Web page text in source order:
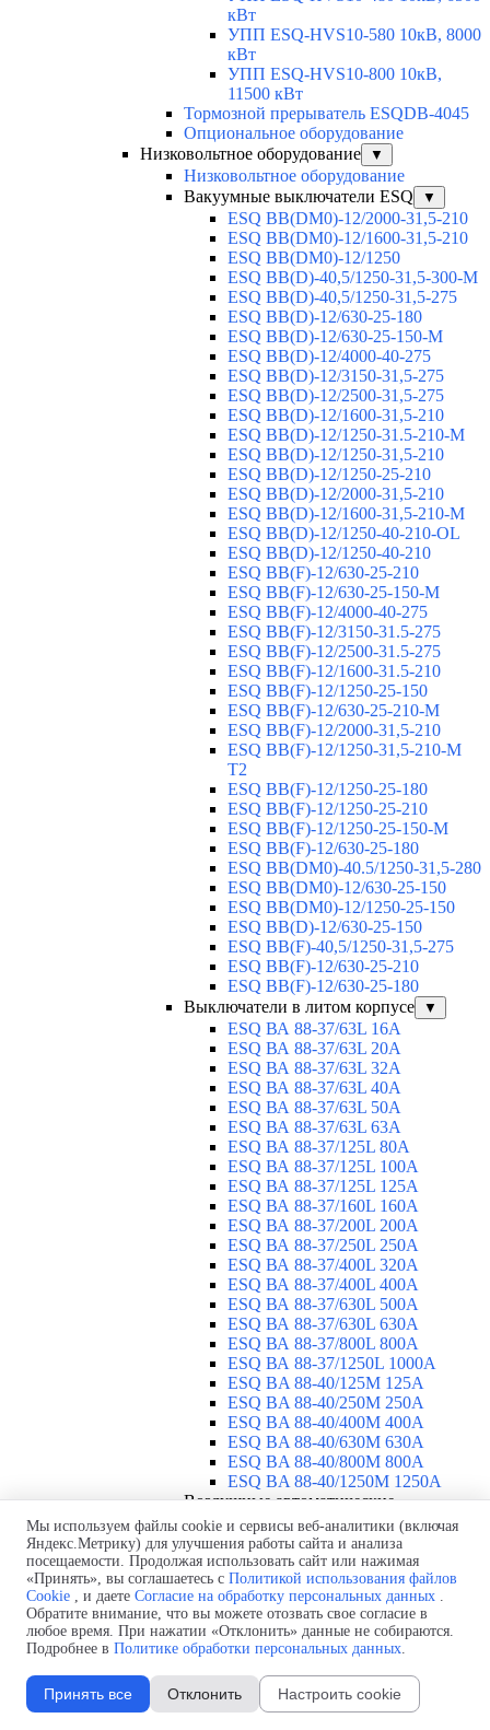
кВт
УПП ESQ-HVS10-580 10кВ, 8000
кВт
УПП ESQ-HVS10-800 10кВ,
11500 кВт
Тормозной прерыватель ESQDB-4045
Опциональное оборудование
Низковольтное оборудование
▼
Низковольтное оборудование
Вакуумные выключатели ESQ
▼
ESQ ВВ(DM0)-12/2000-31,5-210
ESQ ВВ(DM0)-12/1600-31,5-210
ESQ ВВ(DM0)-12/1250
ESQ ВВ(D)-40,5/1250-31,5-300-М
ESQ ВВ(D)-40,5/1250-31,5-275
ESQ ВВ(D)-12/630-25-180
ESQ ВВ(D)-12/630-25-150-М
ESQ ВВ(D)-12/4000-40-275
ESQ ВВ(D)-12/3150-31,5-275
ESQ ВВ(D)-12/2500-31,5-275
ESQ ВВ(D)-12/1600-31,5-210
ESQ ВВ(D)-12/1250-31.5-210-М
ESQ ВВ(D)-12/1250-31,5-210
ESQ ВВ(D)-12/1250-25-210
ESQ BB(D)-12/2000-31,5-210
ESQ BB(D)-12/1600-31,5-210-М
ESQ BB(D)-12/1250-40-210-OL
ESQ BB(D)-12/1250-40-210
ESQ ВВ(F)-12/630-25-210
ESQ ВВ(F)-12/630-25-150-М
ESQ ВВ(F)-12/4000-40-275
ESQ ВВ(F)-12/3150-31.5-275
ESQ ВВ(F)-12/2500-31.5-275
ESQ ВВ(F)-12/1600-31.5-210
ESQ ВВ(F)-12/1250-25-150
ESQ BB(F)-12/630-25-210-М
ESQ BB(F)-12/2000-31,5-210
ESQ BB(F)-12/1250-31,5-210-М
T2
ESQ BB(F)-12/1250-25-180
ESQ ВВ(F)-12/1250-25-210
ESQ ВВ(F)-12/1250-25-150-М
ESQ BB(F)-12/630-25-180
ESQ ВВ(DM0)-40.5/1250-31,5-280
ESQ ВВ(DM0)-12/630-25-150
ESQ ВВ(DM0)-12/1250-25-150
ESQ BB(D)-12/630-25-150
ESQ ВВ(F)-40,5/1250-31,5-275
ESQ ВВ(F)-12/630-25-210
ESQ ВВ(F)-12/630-25-180
Выключатели в литом корпусе
▼
ESQ ВА 88-37/63L 16A
ESQ ВА 88-37/63L 20A
ESQ ВА 88-37/63L 32A
ESQ ВА 88-37/63L 40A
ESQ ВА 88-37/63L 50A
ESQ ВА 88-37/63L 63A
ESQ ВА 88-37/125L 80A
ESQ ВА 88-37/125L 100A
ESQ ВА 88-37/125L 125A
ESQ ВА 88-37/160L 160A
ESQ ВА 88-37/200L 200A
ESQ ВА 88-37/250L 250A
ESQ ВА 88-37/400L 320A
ESQ ВА 88-37/400L 400A
ESQ ВА 88-37/630L 500A
ESQ ВА 88-37/630L 630A
ESQ ВА 88-37/800L 800A
ESQ ВА 88-37/1250L 1000A
ESQ BA 88-40/125M 125A
ESQ BA 88-40/250M 250A
ESQ BA 88-40/400M 400A
ESQ BA 88-40/630М 630A
ESQ BA 88-40/800M 800A
ESQ BA 88-40/1250М 1250A
Воздушные автоматические
выключатели
▼
ESQ ВА99-40B 3F M2C2S2 M
2500A
ESQ ВА99-40A 3F M2C2S2 М
800A
ESQ ВА99-40A 3F M2C2S2 М
630A
ESQ ВА99-40A 3F M2C2S2 М
2000A
ESQ ВА99-40A 3F M2C2S2 М
Мы используем файлы cookie и сервисы веб-аналитики (включая
Яндекс.Метрику) для улучшения работы сайта и анализа
посещаемости. Продолжая использовать сайт или нажимая
«Принять», вы соглашаетесь с Политикой использования файлов
Cookie , и даете Согласие на обработку персональных данных .
Обратите внимание, что вы можете отозвать свое согласие в
любое время. При нажатии «Отклонить» данные не собираются.
Подробнее в Политике обработки персональных данных.
Принять все Отклонить Настроить cookie